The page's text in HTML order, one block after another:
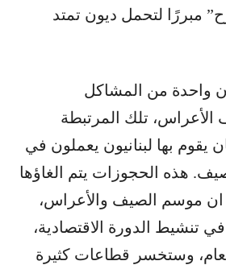
مبررًا لتحمل ديون تمتد
واحدة من المشاكل
تلك المرتبطة
يقوم بها لبنانيون يعملون في
هذه الحجوزات يتم الغاؤها
ان موسم الصيف والأعراس،
تنشيط الدورة الاقتصادية،
وستخسر قطاعات كثيرة